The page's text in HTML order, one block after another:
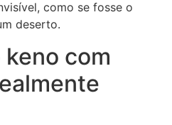
como se fosse o
deserto.
com